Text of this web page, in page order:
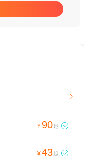

¥ 90起 
¥43起 